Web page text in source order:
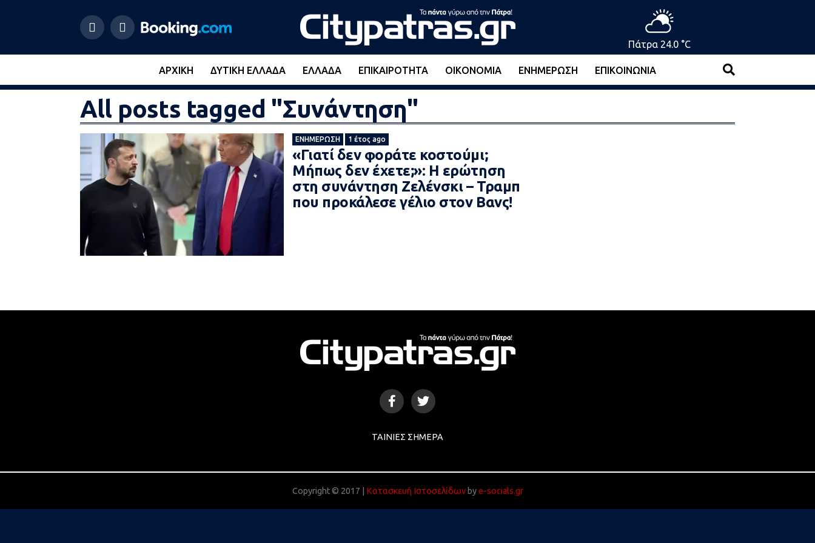
Πάτρα 24.0 °C
ΑΡΧΙΚΉ ΔΥΤΙΚΉ ΕΛΛΆΔΑ ΕΛΛΆΔΑ ΕΠΙΚΑΙΡΌΤΗΤΑ ΟΙΚΟΝΟΜΊΑ ΕΝΗΜΈΡΩΣΗ ΕΠΙΚΟΙΝΩΝΊΑ
All posts tagged "Συνάντηση"
ΕΝΗΜΈΡΩΣΗ 1 έτος ago
«Γιατί δεν φοράτε κοστούμι;
Μήπως δεν έχετε;»: Η ερώτηση
στη συνάντηση Ζελένσκι – Τραμπ
που προκάλεσε γέλιο στον Βανς!
ΤΑΙΝΊΕΣ ΣΉΜΕΡΑ
Copyright © 2017 | Κατασκευή Ιστοσελίδωνbye-socials.gr